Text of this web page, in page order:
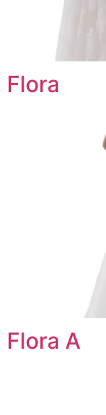
Flora
Flora A